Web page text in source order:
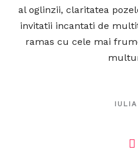
al oglinzii, claritatea
invitatii incantati de
ramas cu cele mai